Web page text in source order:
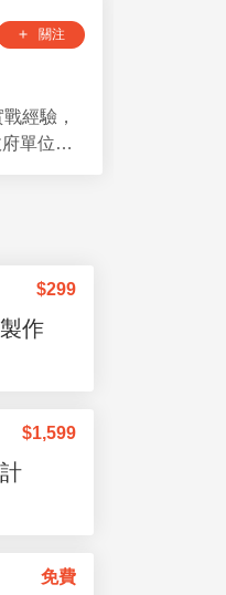
add 關注
經驗，
單位、
析等
行銷規
來更多
$299
作
$1,599
免費